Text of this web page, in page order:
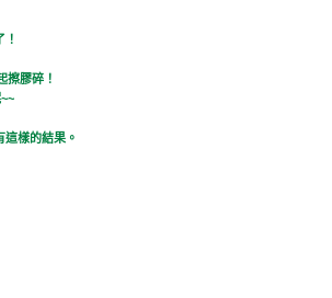
擦膠碎！
樣的結果。